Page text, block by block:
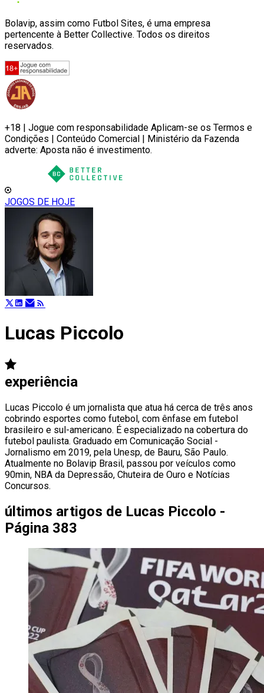
Bolavip, assim como Futbol Sites, é uma empresa
pertencente à Better Collective. Todos os direitos
reservados.
+18 | Jogue com responsabilidade Aplicam-se os Termos e
Condições | Conteúdo Comercial | Ministério da Fazenda
adverte: Aposta não é investimento.
JOGOS DE HOJE
Lucas Piccolo
experiência
Lucas Piccolo é um jornalista que atua há cerca de três anos
cobrindo esportes como futebol, com ênfase em futebol
brasileiro e sul-americano. É especializado na cobertura do
futebol paulista. Graduado em Comunicação Social -
Jornalismo em 2019, pela Unesp, de Bauru, São Paulo.
Atualmente no Bolavip Brasil, passou por veículos como
90min, NBA da Depressão, Chuteira de Ouro e Notícias
Concursos.
últimos artigos de Lucas Piccolo -
Página 383